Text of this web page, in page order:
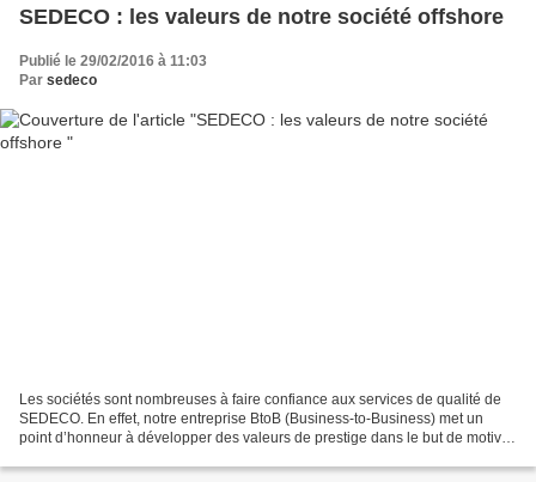
SEDECO : les valeurs de notre société offshore
Publié le 29/02/2016 à 11:03
Par sedeco
Les sociétés sont nombreuses à faire confiance aux services de qualité de
SEDECO. En effet, notre entreprise BtoB (Business-to-Business) met un
point d’honneur à développer des valeurs de prestige dans le but de motiver